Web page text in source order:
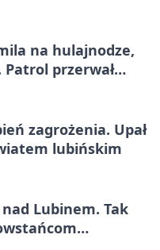
na hulajnodze,
przerwał
zagrożenia. Upał
lubińskim
Lubinem. Tak